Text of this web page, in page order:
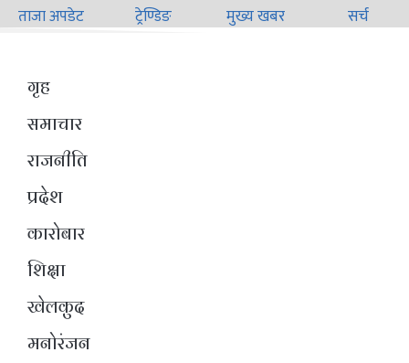
ताजा अपडेट ट्रेण्डिङ मुख्य खबर सर्च
गृह
समाचार
राजनीति
प्रदेश
कारोबार
शिक्षा
खेलकुद
मनोरंजन